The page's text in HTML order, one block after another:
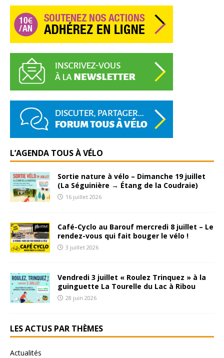
L’AGENDA TOUS À VÉLO
Sortie nature à vélo – Dimanche 19 juillet
(La Séguinière → Étang de la Coudraie)
16 juillet 2026
Café-Cyclo au Barouf mercredi 8 juillet – Le
rendez-vous qui fait bouger le vélo !
3 juillet 2026
Vendredi 3 juillet « Roulez Trinquez » à la
guinguette La Tourelle du Lac à Ribou
28 juin 2026
LES ACTUS PAR THÈMES
Actualités